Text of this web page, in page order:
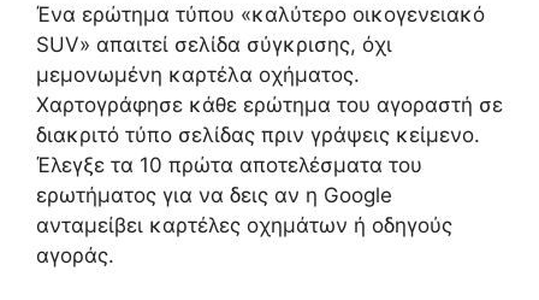
Ένα ερώτημα τύπου «καλύτερο οικογενειακό
SUV» απαιτεί σελίδα σύγκρισης, όχι
μεμονωμένη καρτέλα οχήματος.
Χαρτογράφησε κάθε ερώτημα του αγοραστή σε
διακριτό τύπο σελίδας πριν γράψεις κείμενο.
Έλεγξε τα 10 πρώτα αποτελέσματα του
ερωτήματος για να δεις αν η Google
ανταμείβει καρτέλες οχημάτων ή οδηγούς
αγοράς.